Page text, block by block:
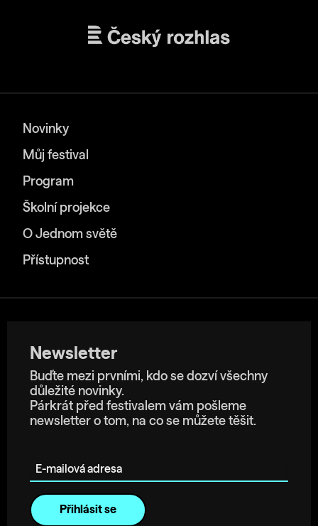
Novinky
Můj festival
Program
Školní projekce
O Jednom světě
Přístupnost
Newsletter
Buďte mezi prvními, kdo se dozví všechny
důležité novinky.
Párkrát před festivalem vám pošleme
newsletter o tom, na co se můžete těšit.